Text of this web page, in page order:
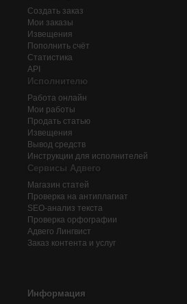
Создать заказ
Мои заказы
Извещения
Пополнить счёт
Статистика
API
Исполнителю
Работа онлайн
Мои работы
Продать статью
Извещения
Вывод средств
Инструкции для исполнителей
Сервисы Адвего
Магазин статей
Проверка на антиплагиат
SEO-анализ текста
Проверка орфографии
Адвего Лингвист
Заказ контента и услуг
Информация